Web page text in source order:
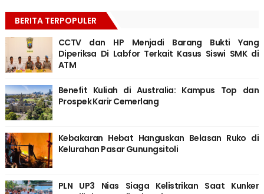
BERITA TERPOPULER
CCTV dan HP Menjadi Barang Bukti Yang
Diperiksa Di Labfor Terkait Kasus Siswi SMK di
ATM
Benefit Kuliah di Australia: Kampus Top dan
Prospek Karir Cemerlang
Kebakaran Hebat Hanguskan Belasan Ruko di
Kelurahan Pasar Gunungsitoli
PLN UP3 Nias Siaga Kelistrikan Saat Kunker